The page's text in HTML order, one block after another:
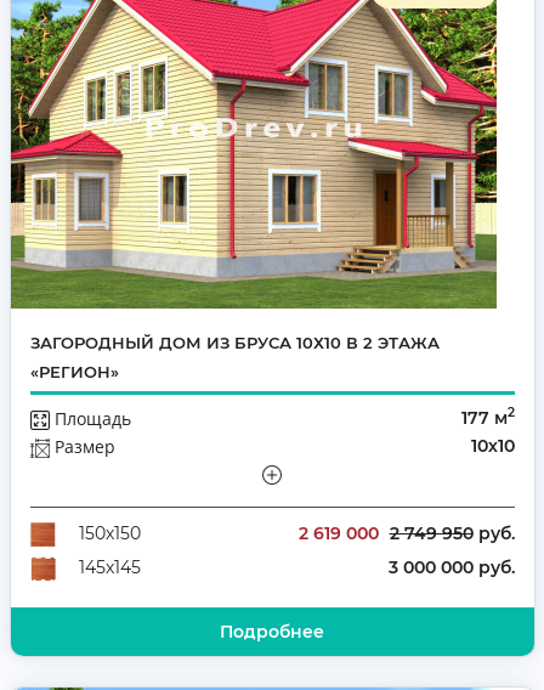
ЗАГОРОДНЫЙ ДОМ ИЗ БРУСА 10Х10 В 2 ЭТАЖА
«РЕГИОН»
Площадь 177 м2
Размер 10х10
Количество комнат
5
150х150
2 619 000 2 749 950руб.
145х145
3 000 000 руб.
Подробнее